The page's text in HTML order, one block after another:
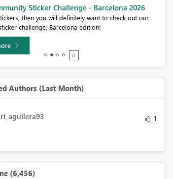
Sticker Challenge - Barcelona 2026
then you will definitely want to check out our
challenge, Barcelona edition!
Authors (Last Month)
1
(6,456)